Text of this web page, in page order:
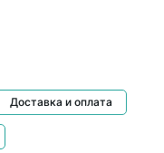
Доставка и оплата